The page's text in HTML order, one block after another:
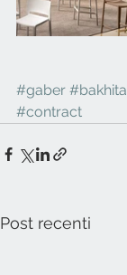
#gaber #bakhita
#contract
Post recenti